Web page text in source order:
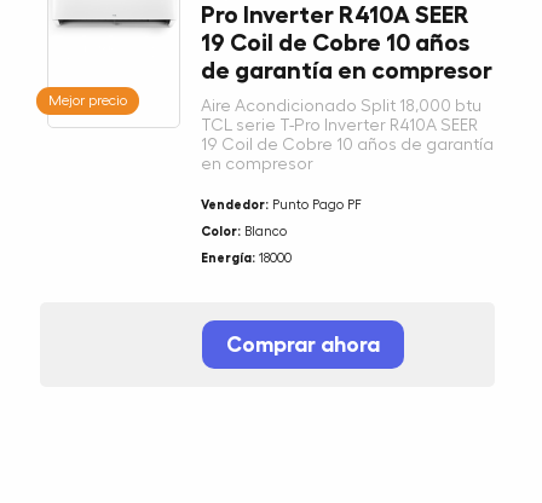
Mejor precio
Pro Inverter R410A SEER
19 Coil de Cobre 10 años
de garantía en compresor
Aire Acondicionado Split 18,000 btu
TCL serie T-Pro Inverter R410A SEER
19 Coil de Cobre 10 años de garantía
en compresor
Vendedor: Punto Pago PF
Color: Blanco
Energía: 18000
Comprar ahora